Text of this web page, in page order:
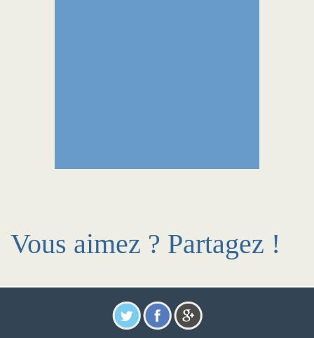
Vous aimez ? Partagez !